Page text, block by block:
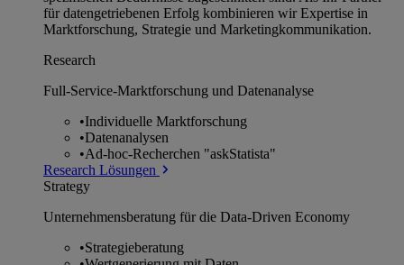
für datengetriebenen Erfolg kombinieren wir Expertise in
Marktforschung, Strategie und Marketingkommunikation.
Research
Full-Service-Marktforschung und Datenanalyse
•Individuelle Marktforschung
•Datenanalysen
•Ad-hoc-Recherchen "askStatista"
Research Lösungen
Strategy
Unternehmens­beratung für die Data-Driven Economy
•Strategieberatung